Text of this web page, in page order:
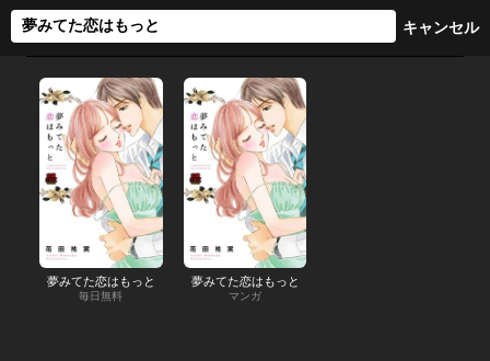
夢みてた恋はもっと
毎日無料
夢みてた恋はもっと
マンガ